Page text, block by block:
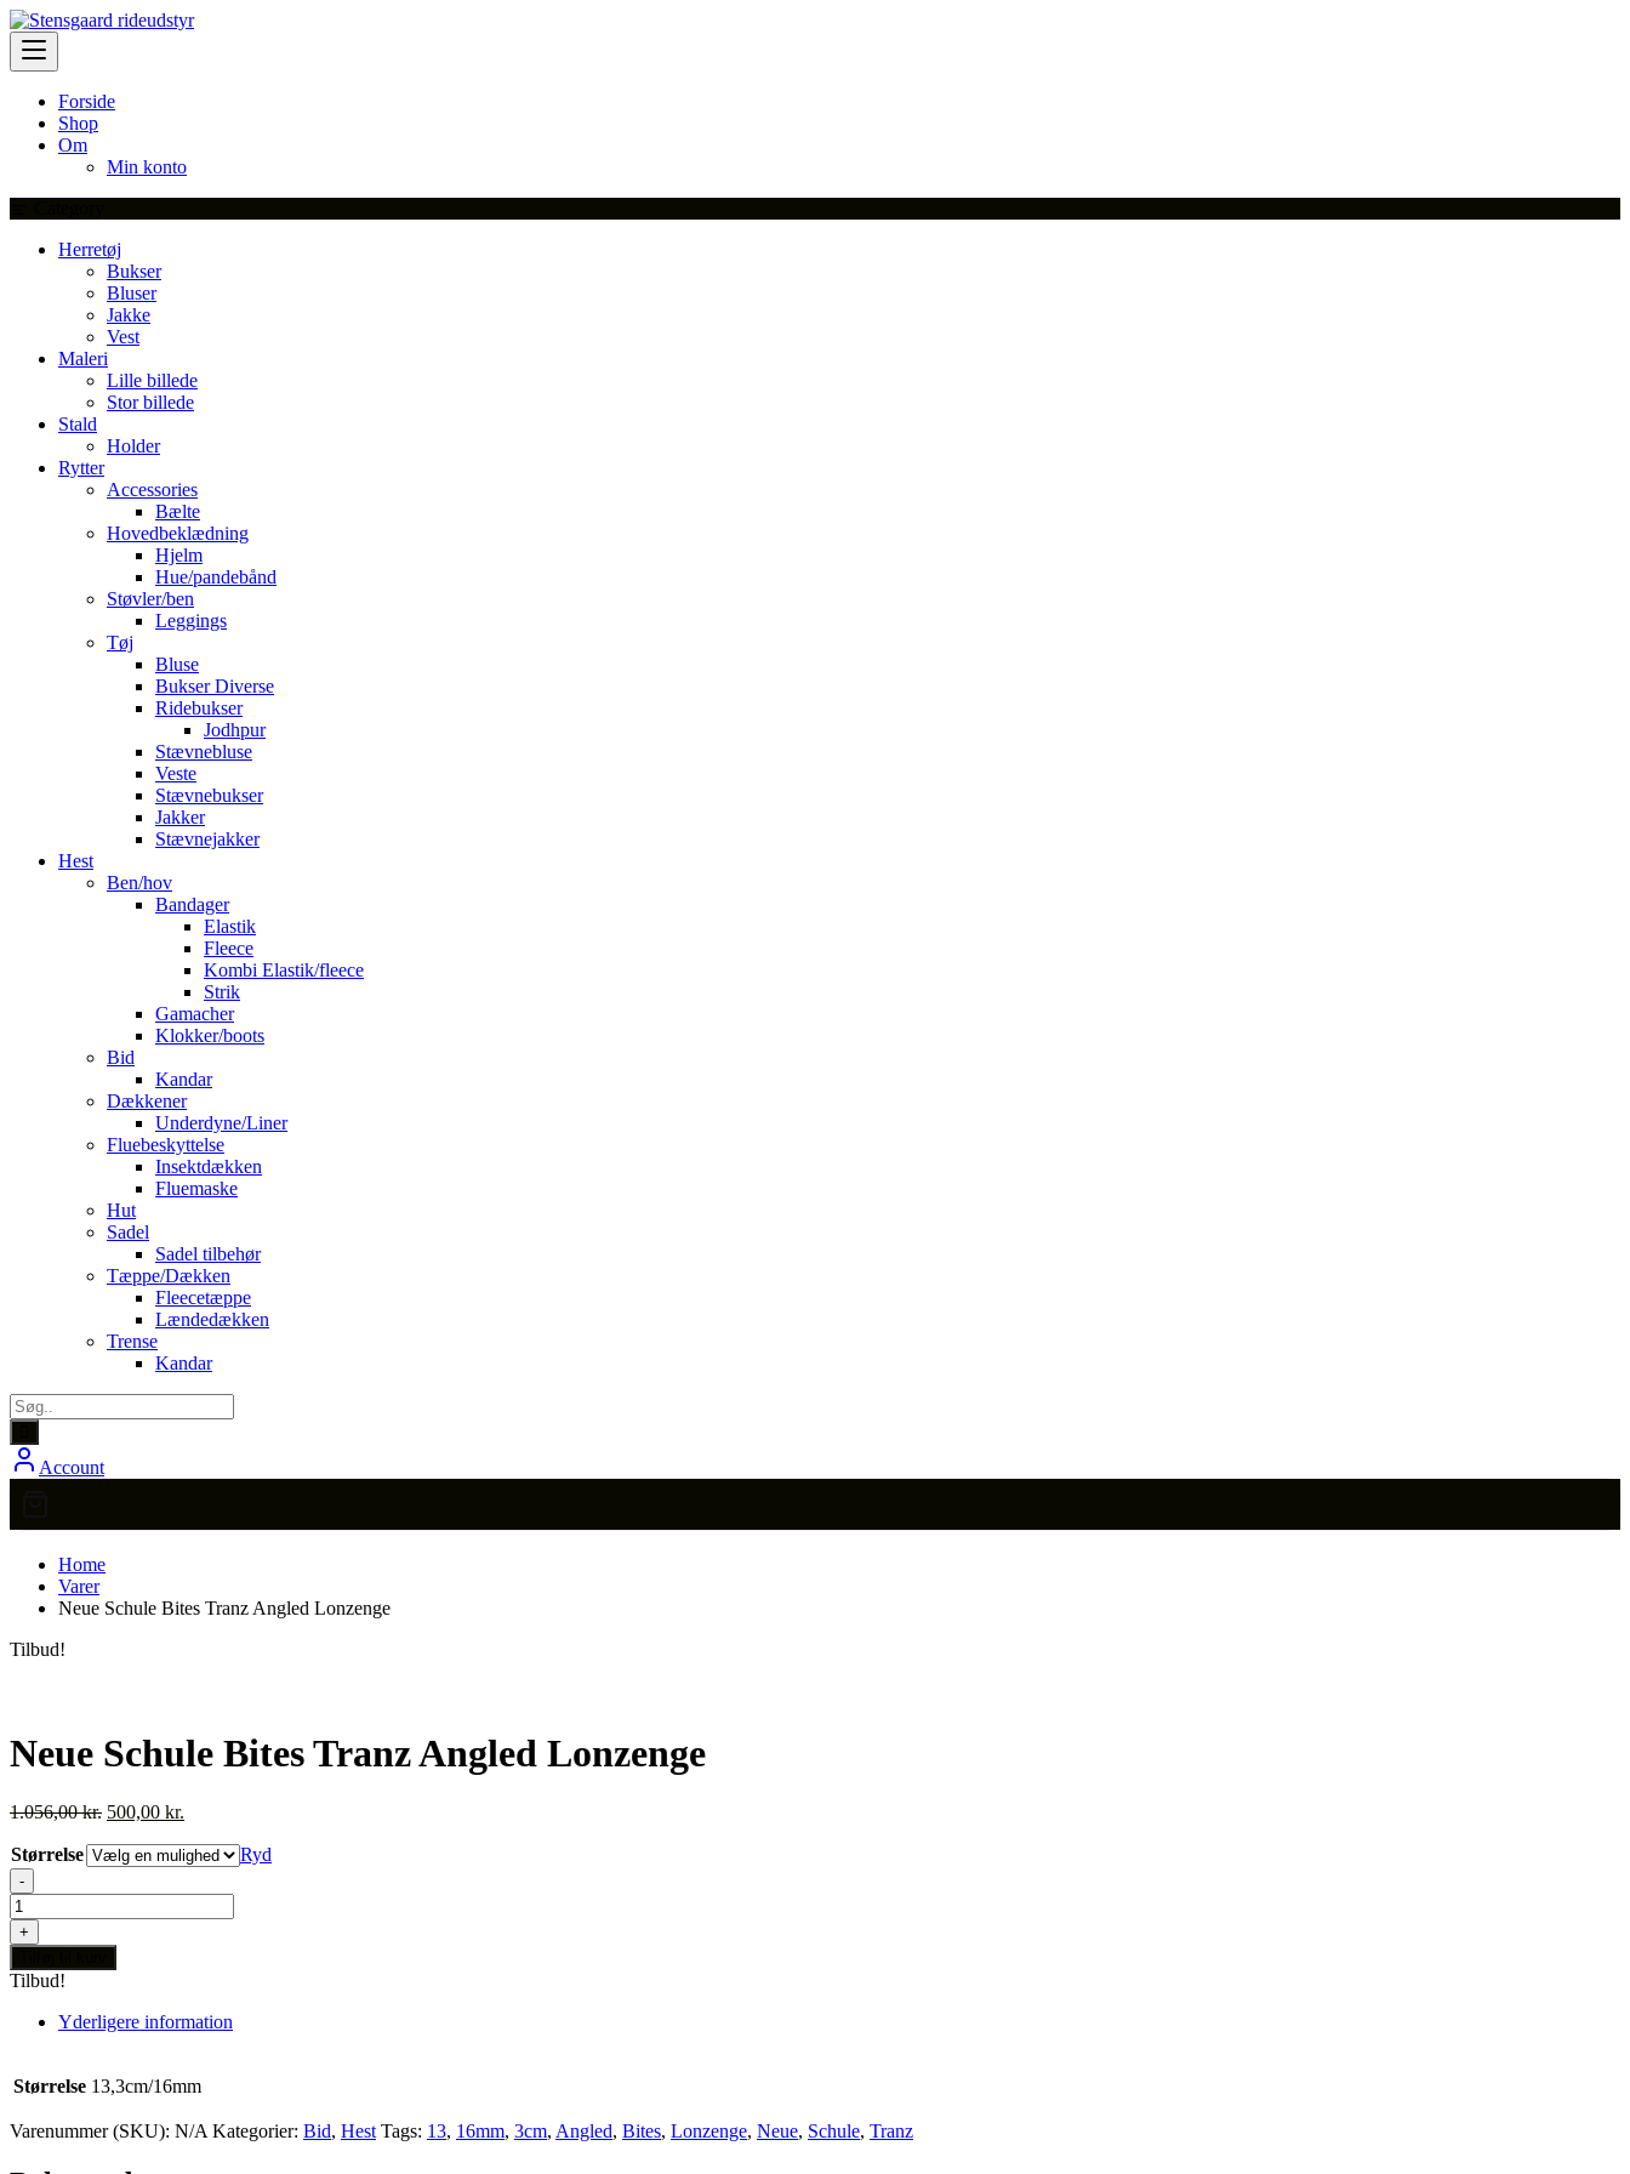
Skip
to
content
Forside
Shop
Om
Min konto
Herretøj
Bukser
Bluser
Jakke
Vest
Maleri
Lille billede
Stor billede
Stald
Holder
Rytter
Accessories
Bælte
Hovedbeklædning
Hjelm
Hue/pandebånd
Støvler/ben
Leggings
Tøj
Bluse
Bukser Diverse
Ridebukser
Jodhpur
Stævnebluse
Veste
Stævnebukser
Jakker
Stævnejakker
Hest
Ben/hov
Bandager
Elastik
Fleece
Kombi Elastik/fleece
Strik
Gamacher
Klokker/boots
Bid
Kandar
Dækkener
Underdyne/Liner
Fluebeskyttelse
Insektdækken
Fluemaske
Hut
Sadel
Sadel tilbehør
Tæppe/Dækken
Fleecetæppe
Lændedækken
Trense
Kandar
Account
Home
Varer
Neue Schule Bites Tranz Angled Lonzenge
Tilbud!
Neue Schule Bites Tranz Angled Lonzenge
1.056,00kr. Den
pris
1.056,00 kr..
500,00 kr.
pris
500,00 kr..
Størrelse Ryd
-
Neue
Schule
Bites
Tranz
Angled
Lonzenge
+
Tilbud!
Yderligere information
Størrelse 13,3cm/16mm
Varenummer (SKU): N/A Kategorier: Bid, Hest Tags: 13, 16mm, 3cm, Angled, Bites, Lonzenge, Neue, Schule, Tranz